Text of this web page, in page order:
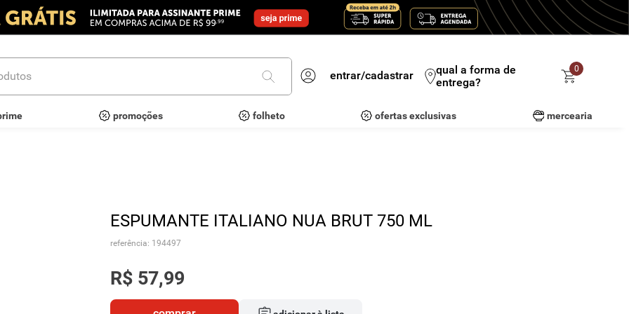
entrar/cadastrar
qual a forma de
entrega?
0
promoções folheto ofertas exclusivas mercearia
ESPUMANTE ITALIANO NUA BRUT 750 ML
referência: 194497
R$ 57,99